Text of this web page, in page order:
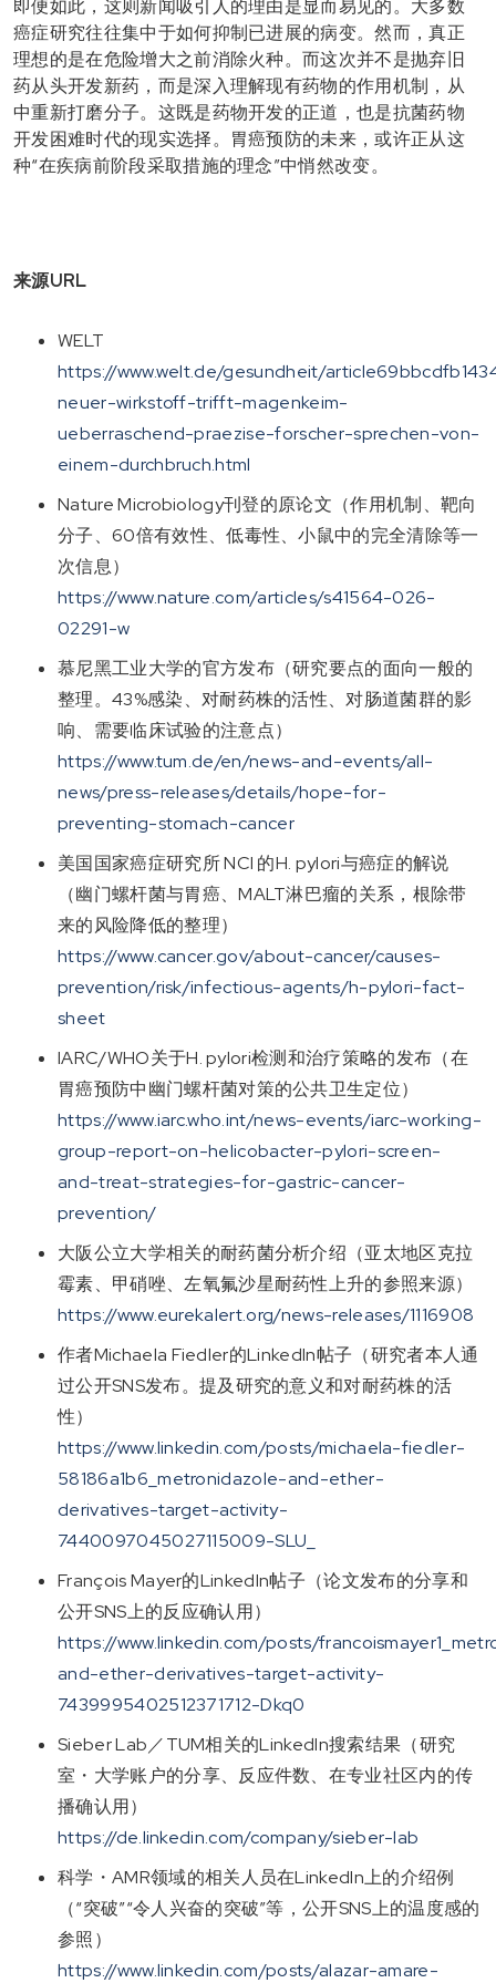
即便如此，这则新闻吸引人的理由是显而易见的。大多数
癌症研究往往集中于如何抑制已进展的病变。然而，真正
理想的是在危险增大之前消除火种。而这次并不是抛弃旧
药从头开发新药，而是深入理解现有药物的作用机制，从
中重新打磨分子。这既是药物开发的正道，也是抗菌药物
开发困难时代的现实选择。胃癌预防的未来，或许正从这
种“在疾病前阶段采取措施的理念”中悄然改变。
来源URL
WELT
https://www.welt.de/gesundheit/
neuer-wirkstoff-trifft-magenkeim-
ueberraschend-praezise-forscher-sprechen-von-
einem-durchbruch.html
Nature Microbiology刊登的原论文（作用机制、靶向
分子、60倍有效性、低毒性、小鼠中的完全清除等一
次信息）
https://www.nature.com/articles/s41564-026-
02291-w
慕尼黑工业大学的官方发布（研究要点的面向一般的
整理。43%感染、对耐药株的活性、对肠道菌群的影
响、需要临床试验的注意点）
https://www.tum.de/en/news-and-events/all-
news/press-releases/details/hope-for-
preventing-stomach-cancer
美国国家癌症研究所 NCI 的H. pylori与癌症的解说
（幽门螺杆菌与胃癌、MALT淋巴瘤的关系，根除带
来的风险降低的整理）
https://www.cancer.gov/about-cancer/causes-
prevention/risk/infectious-agents/h-pylori-fact-
sheet
IARC/WHO关于H. pylori检测和治疗策略的发布（在
胃癌预防中幽门螺杆菌对策的公共卫生定位）
https://www.iarc.who.int/news-events/iarc-working-
group-report-on-helicobacter-pylori-screen-
and-treat-strategies-for-gastric-cancer-
prevention/
大阪公立大学相关的耐药菌分析介绍（亚太地区克拉
霉素、甲硝唑、左氧氟沙星耐药性上升的参照来源）
https://www.eurekalert.org/news-releases/1116908
作者Michaela Fiedler的LinkedIn帖子（研究者本人通
过公开SNS发布。提及研究的意义和对耐药株的活
性）
https://www.linkedin.com/posts/michaela-fiedler-
58186a1b6_metronidazole-and-ether-
derivatives-target-activity-
7440097045027115009-SLU_
François Mayer的LinkedIn帖子（论文发布的分享和
公开SNS上的反应确认用）
https://www.linkedin.com/posts/
and-ether-derivatives-target-activity-
7439995402512371712-Dkq0
Sieber Lab／TUM相关的LinkedIn搜索结果（研究
室・大学账户的分享、反应件数、在专业社区内的传
播确认用）
https://de.linkedin.com/company/sieber-lab
科学・AMR领域的相关人员在LinkedIn上的介绍例
（“突破”“令人兴奋的突破”等，公开SNS上的温度感的
参照）
https://www.linkedin.com/posts/alazar-amare-